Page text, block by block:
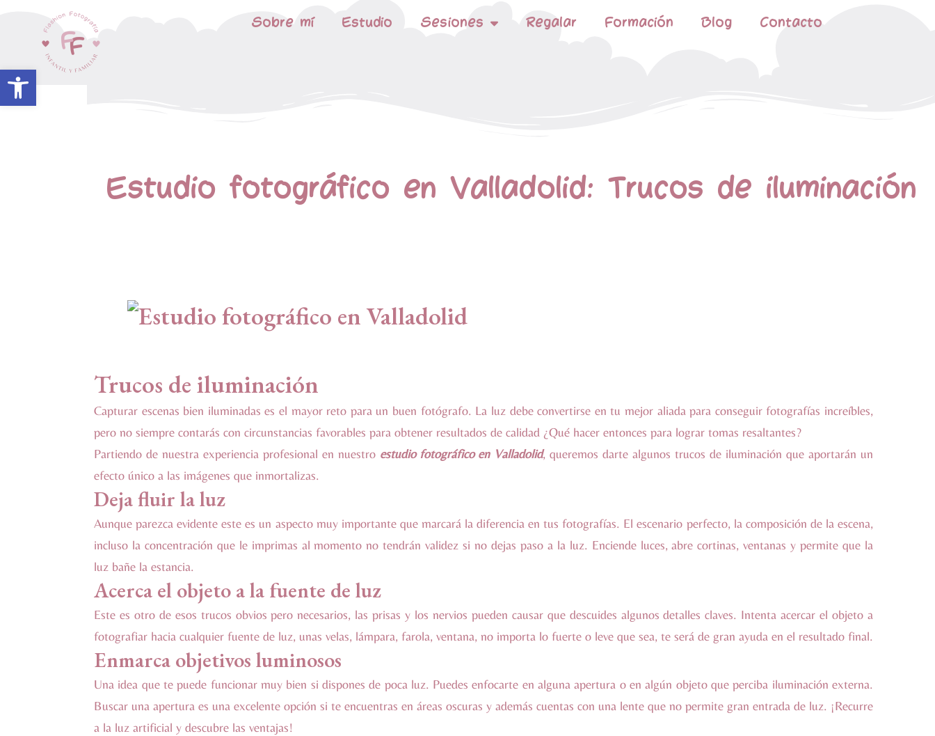
Abrir barra de herramientas
Sobre mí Estudio Sesiones Regalar Formación Blog Contacto
Estudio fotográfico en Valladolid: Trucos de iluminación
Trucos de iluminación
Capturar escenas bien iluminadas es el mayor reto para un buen fotógrafo. La luz debe convertirse en tu mejor aliada para conseguir fotografías increíbles,
pero no siempre contarás con circunstancias favorables para obtener resultados de calidad ¿Qué hacer entonces para lograr tomas resaltantes?
Partiendo de nuestra experiencia profesional en nuestro estudio fotográfico en Valladolid, queremos darte algunos trucos de iluminación que aportarán un
efecto único a las imágenes que inmortalizas.
Deja fluir la luz
Aunque parezca evidente este es un aspecto muy importante que marcará la diferencia en tus fotografías. El escenario perfecto, la composición de la escena,
incluso la concentración que le imprimas al momento no tendrán validez si no dejas paso a la luz. Enciende luces, abre cortinas, ventanas y permite que la
luz bañe la estancia.
Acerca el objeto a la fuente de luz
Este es otro de esos trucos obvios pero necesarios, las prisas y los nervios pueden causar que descuides algunos detalles claves. Intenta acercar el objeto a
fotografiar hacia cualquier fuente de luz, unas velas, lámpara, farola, ventana, no importa lo fuerte o leve que sea, te será de gran ayuda en el resultado final.
Enmarca objetivos luminosos
Una idea que te puede funcionar muy bien si dispones de poca luz. Puedes enfocarte en alguna apertura o en algún objeto que perciba iluminación externa.
Buscar una apertura es una excelente opción si te encuentras en áreas oscuras y además cuentas con una lente que no permite gran entrada de luz. ¡Recurre
a la luz artificial y descubre las ventajas!